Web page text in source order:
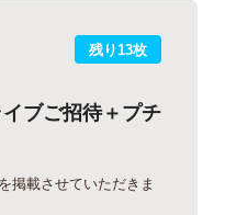
残り13枚
ブご招待＋プチ
掲載させていただきま